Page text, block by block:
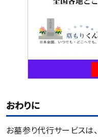
おわりに
お墓参り代行サービスは